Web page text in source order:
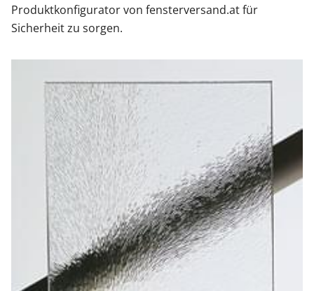
Produktkonfigurator von fensterversand.at für
Sicherheit zu sorgen.